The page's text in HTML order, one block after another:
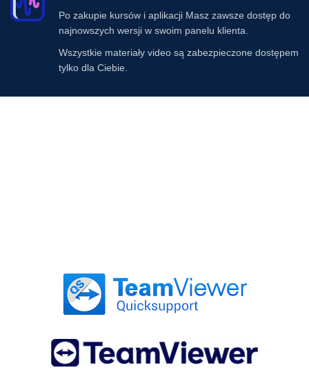
Po zakupie kursów i aplikacji Masz zawsze dostęp do
najnowszych wersji w swoim panelu klienta.
Wszystkie materiały video są zabezpieczone dostępem
tylko dla Ciebie.